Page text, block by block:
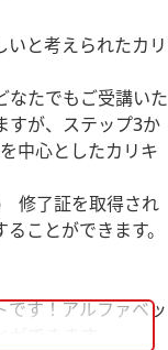
と考えられたカリ
なたでもご受講いた
すが、ステップ3か
中心としたカリキ
修了証を取得され
ことができます。
す！アルファベッ
できます。